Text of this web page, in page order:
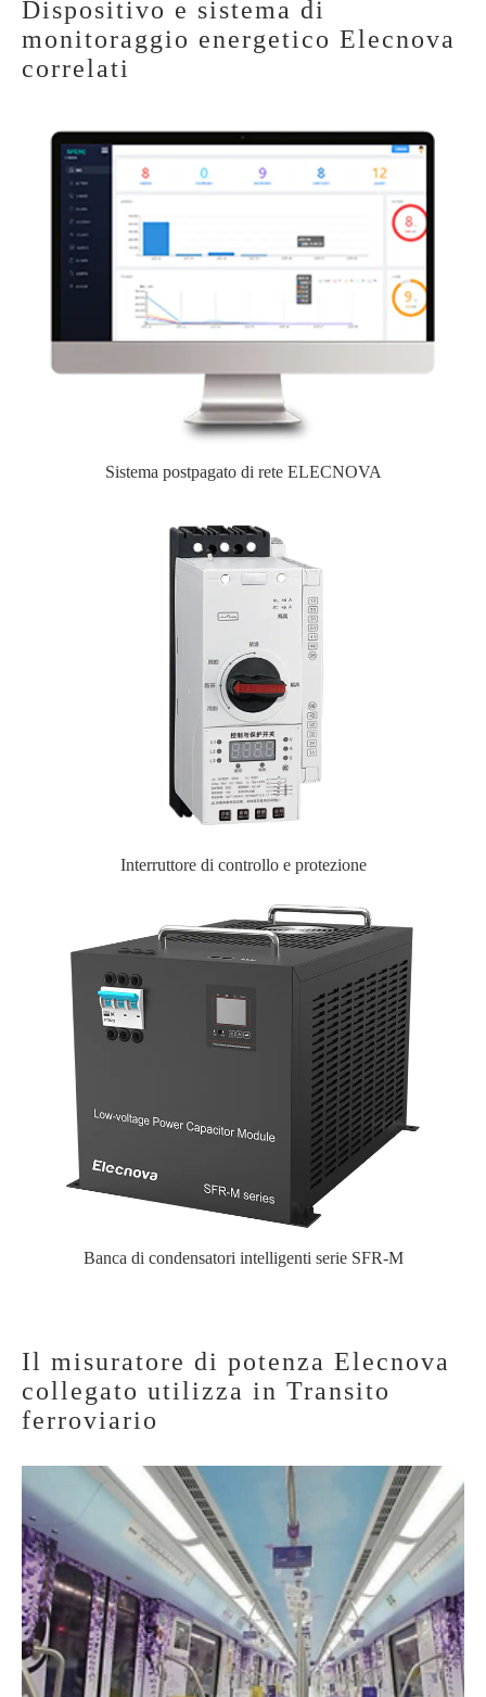
Dispositivo e sistema di
monitoraggio energetico Elecnova
correlati
Sistema postpagato di rete ELECNOVA
Interruttore di controllo e protezione
Banca di condensatori intelligenti serie SFR-M
Il misuratore di potenza Elecnova
collegato utilizza in Transito
ferroviario